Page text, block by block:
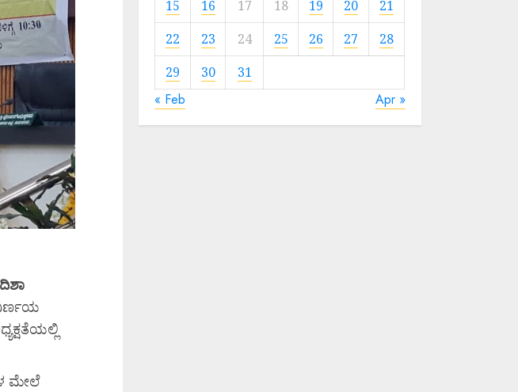
ದಿಶಾ
ಮೇಲೆ
15
16 17 18 19 20
21
22
23 24 25 26 27
28
29
30 31
« Feb Apr »